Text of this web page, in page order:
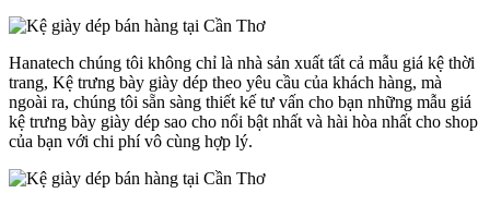
Hanatech chúng tôi không chỉ là nhà sản xuất tất cả mẫu giá kệ thời
trang, Kệ trưng bày giày dép theo yêu cầu của khách hàng, mà
ngoài ra, chúng tôi sẵn sàng thiết kế tư vấn cho bạn những mẫu giá
kệ trưng bày giày dép sao cho nổi bật nhất và hài hòa nhất cho shop
của bạn với chi phí vô cùng hợp lý.